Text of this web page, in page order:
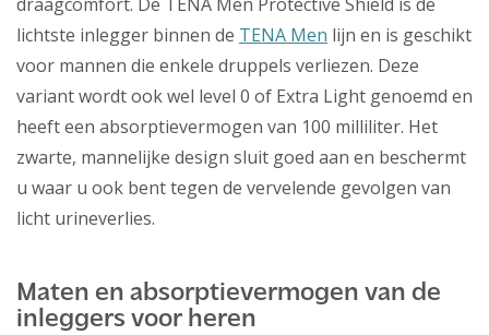
lichtste inlegger binnen de TENA Men lijn en is geschikt
voor mannen die enkele druppels verliezen. Deze
variant wordt ook wel level 0 of Extra Light genoemd en
heeft een absorptievermogen van 100 milliliter. Het
zwarte, mannelijke design sluit goed aan en beschermt
u waar u ook bent tegen de vervelende gevolgen van
licht urineverlies.
Maten en absorptievermogen van de
inleggers voor heren